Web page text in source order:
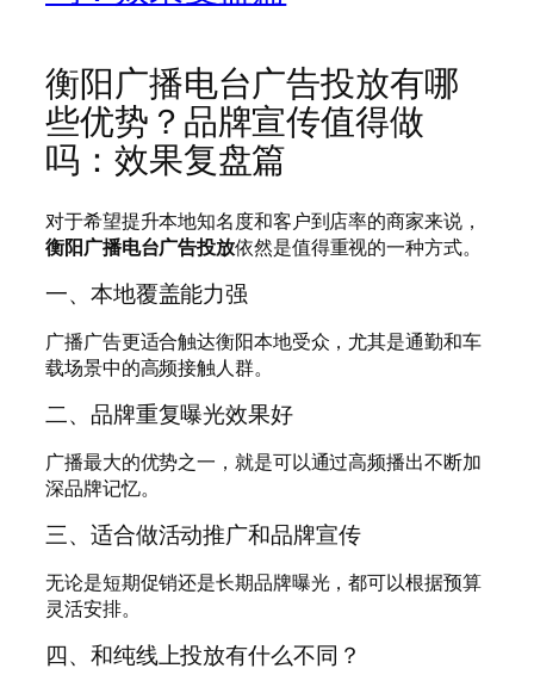
衡阳广播电台广告投放有哪
些优势？品牌宣传值得做
吗：效果复盘篇
对于希望提升本地知名度和客户到店率的商家来说，
衡阳广播电台广告投放依然是值得重视的一种方式。
一、本地覆盖能力强
广播广告更适合触达衡阳本地受众，尤其是通勤和车
载场景中的高频接触人群。
二、品牌重复曝光效果好
广播最大的优势之一，就是可以通过高频播出不断加
深品牌记忆。
三、适合做活动推广和品牌宣传
无论是短期促销还是长期品牌曝光，都可以根据预算
灵活安排。
四、和纯线上投放有什么不同？